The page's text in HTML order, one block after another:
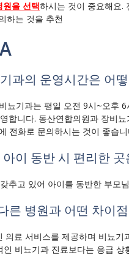
원을 선택하시는 것이 중요해요.
하는 것을 추천
과의 운영시간은 어
뇨기과는 평일 오전 9시~오후
합니다. 동산연합의원과 장비
전화로 문의하시는 것이 좋습니
이 동반 시 편리한
추고 있어 아이를 동반한 부모
른 병원과 어떤 차이
의료 서비스를 제공하며 비뇨
비뇨기과 진료보다는 응급 상